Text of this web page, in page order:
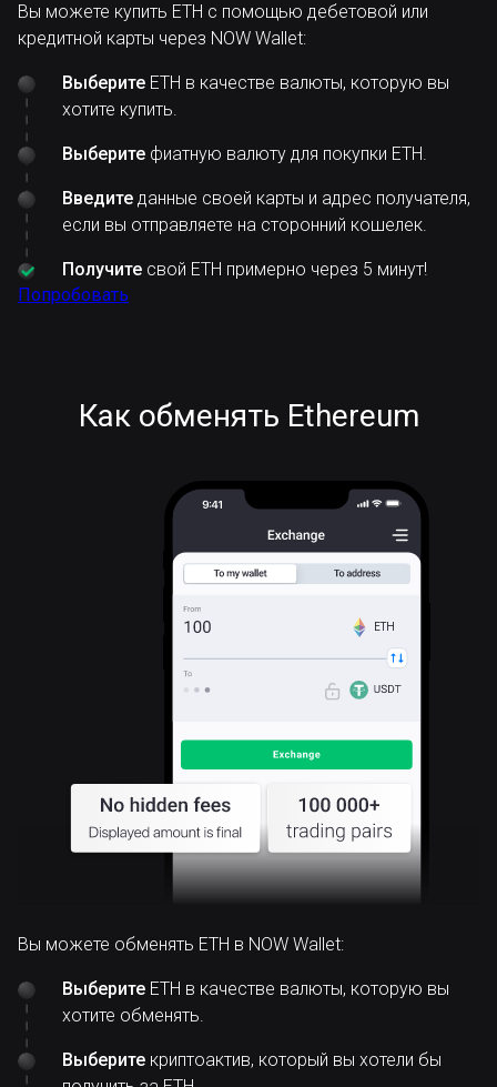
Вы можете купить ETH с помощью дебетовой или
кредитной карты через NOW Wallet:
Выберите ETH в качестве валюты, которую вы
хотите купить.
Выберите фиатную валюту для покупки ETH.
Введите данные своей карты и адрес получателя,
если вы отправляете на сторонний кошелек.
Получите свой ETH примерно через 5 минут!
Попробовать
Как обменять Ethereum
ETH
Вы можете обменять ETH в NOW Wallet:
Выберите ETH в качестве валюты, которую вы
хотите обменять.
Выберите криптоактив, который вы хотели бы